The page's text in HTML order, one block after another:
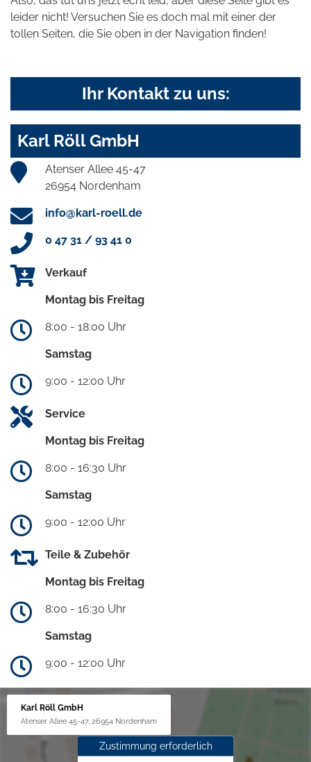
leider nicht! Versuchen Sie es doch mal mit einer der
tollen Seiten, die Sie oben in der Navigation finden!
Ihr Kontakt zu uns:
Karl Röll GmbH
Atenser Allee 45-47
26954 Nordenham
info@karl-roell.de
0 47 31 / 93 41 0
Verkauf
Montag bis Freitag
8:00 - 18:00 Uhr
Samstag
9:00 - 12:00 Uhr
Service
Montag bis Freitag
8:00 - 16:30 Uhr
Samstag
9:00 - 12:00 Uhr
Teile & Zubehör
Montag bis Freitag
8:00 - 16:30 Uhr
Samstag
9:00 - 12:00 Uhr
Karl Röll GmbH
Atenser Allee 45-47, 26954 Nordenham
Zustimmung erforderlich